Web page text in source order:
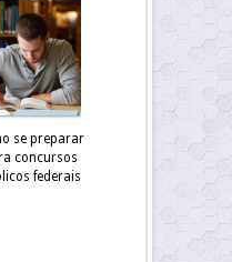
se preparar
concursos
federais